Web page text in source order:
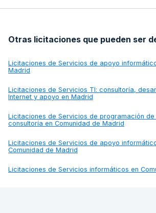
Otras licitaciones que pueden ser
Licitaciones de Servicios de apoyo
Madrid
Licitaciones de Servicios TI: consultoría,
Internet y apoyo en Madrid
Licitaciones de Servicios de programación
consultoría en Comunidad de Madrid
Licitaciones de Servicios de apoyo
Comunidad de Madrid
Licitaciones de Servicios informáticos en